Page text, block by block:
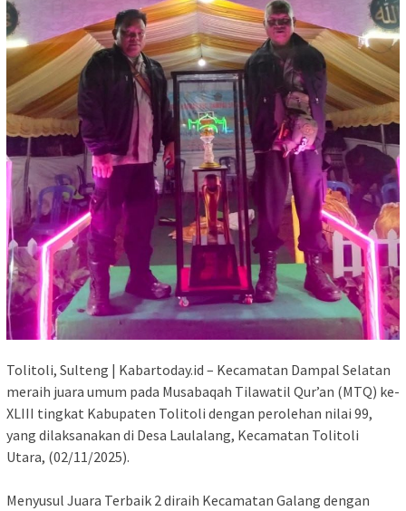
Tolitoli, Sulteng | Kabartoday.id – Kecamatan Dampal Selatan
meraih juara umum pada Musabaqah Tilawatil Qur’an (MTQ) ke-
XLIII tingkat Kabupaten Tolitoli dengan perolehan nilai 99,
yang dilaksanakan di Desa Laulalang, Kecamatan Tolitoli
Utara, (02/11/2025).
Menyusul Juara Terbaik 2 diraih Kecamatan Galang dengan